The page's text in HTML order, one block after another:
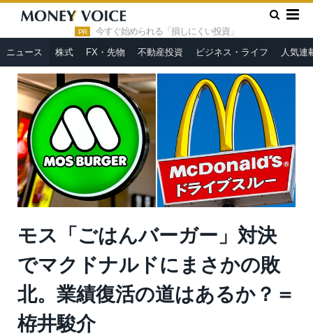
PR 今すぐ始められる「損しにくい投資」
ニュース 株式 FX・先物 不動産投資 ビジネス・ライフ 人気連
HOME » ニュース »
モス「ごはんバーガー」対決でマクドナル
ドにまさかの敗北。業績復活の道はあるか？＝栫井駿介
モス「ごはんバーガー」対決
でマクドナルドにまさかの敗
北。業績復活の道はあるか？＝
栫井駿介